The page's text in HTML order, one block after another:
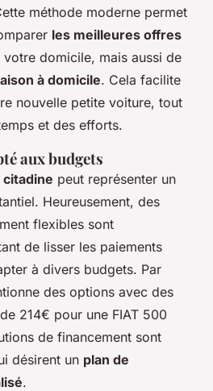
méthode moderne permet
les meilleures offres
domicile, mais aussi de
à domicile. Cela facilite
nouvelle petite voiture, tout
et des efforts.
aux budgets
peut représenter un
Heureusement, des
flexibles sont
de lisser les paiements
à divers budgets. Par
des options avec des
214€ pour une FIAT 500
de financement sont
désirent un plan de
.